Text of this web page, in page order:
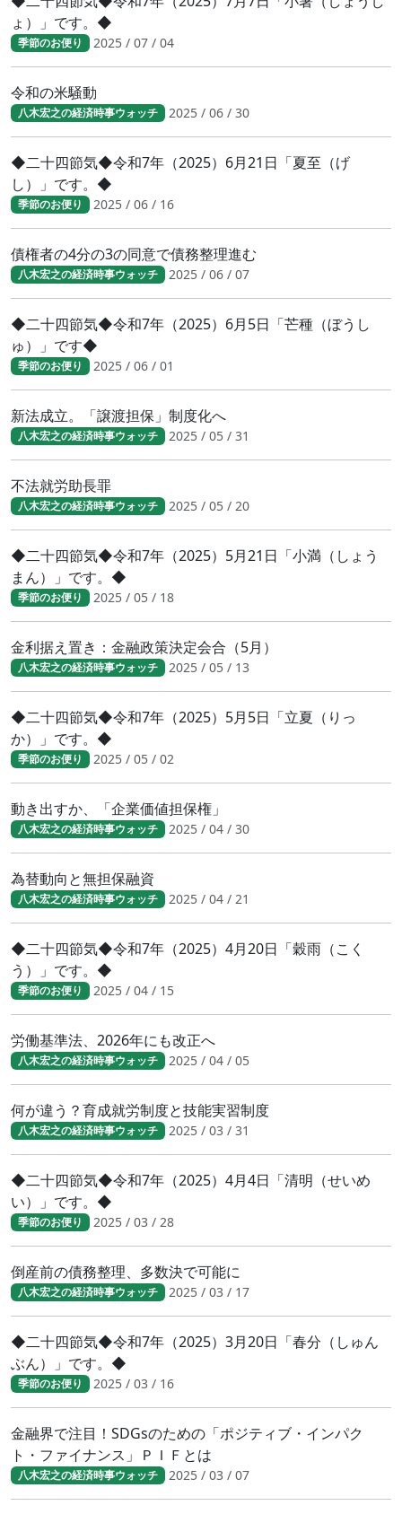
ょ）」です。◆
季節のお便り 2025 / 07 / 04
令和の米騒動
八木宏之の経済時事ウォッチ 2025 / 06 / 30
◆二十四節気◆令和7年（2025）6月21日「夏至（げ
し）」です。◆
季節のお便り 2025 / 06 / 16
債権者の4分の3の同意で債務整理進む
八木宏之の経済時事ウォッチ 2025 / 06 / 07
◆二十四節気◆令和7年（2025）6月5日「芒種（ぼうし
ゅ）」です◆
季節のお便り 2025 / 06 / 01
新法成立。「譲渡担保」制度化へ
八木宏之の経済時事ウォッチ 2025 / 05 / 31
不法就労助長罪
八木宏之の経済時事ウォッチ 2025 / 05 / 20
◆二十四節気◆令和7年（2025）5月21日「小満（しょう
まん）」です。◆
季節のお便り 2025 / 05 / 18
金利据え置き：金融政策決定会合（5月）
八木宏之の経済時事ウォッチ 2025 / 05 / 13
◆二十四節気◆令和7年（2025）5月5日「立夏（りっ
か）」です。◆
季節のお便り 2025 / 05 / 02
動き出すか、「企業価値担保権」
八木宏之の経済時事ウォッチ 2025 / 04 / 30
為替動向と無担保融資
八木宏之の経済時事ウォッチ 2025 / 04 / 21
◆二十四節気◆令和7年（2025）4月20日「穀雨（こく
う）」です。◆
季節のお便り 2025 / 04 / 15
労働基準法、2026年にも改正へ
八木宏之の経済時事ウォッチ 2025 / 04 / 05
何が違う？育成就労制度と技能実習制度
八木宏之の経済時事ウォッチ 2025 / 03 / 31
◆二十四節気◆令和7年（2025）4月4日「清明（せいめ
い）」です。◆
季節のお便り 2025 / 03 / 28
倒産前の債務整理、多数決で可能に
八木宏之の経済時事ウォッチ 2025 / 03 / 17
◆二十四節気◆令和7年（2025）3月20日「春分（しゅん
ぶん）」です。◆
季節のお便り 2025 / 03 / 16
金融界で注目！SDGsのための「ポジティブ・インパク
ト・ファイナンス」ＰＩＦとは
八木宏之の経済時事ウォッチ 2025 / 03 / 07